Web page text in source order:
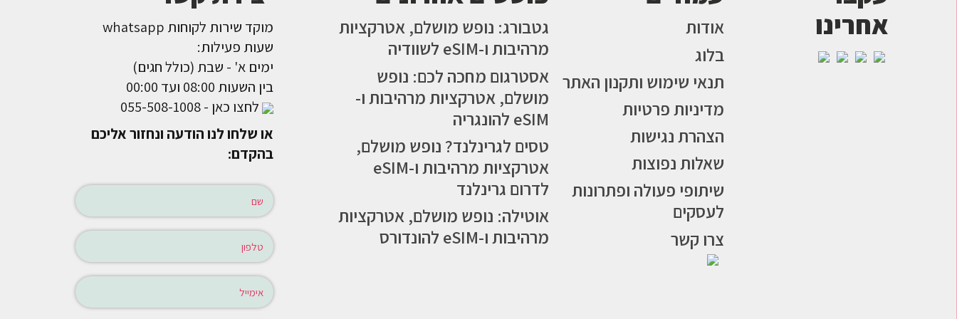
אחרינו
אודות
בלוג
תנאי שימוש ותקנון האתר
מדיניות פרטיות
הצהרת נגישות
שאלות נפוצות
שיתופי פעולה ופתרונות
לעסקים
צרו קשר
גטבורג: נופש מושלם, אטרקציות
מרהיבות ו-eSIM לשוודיה
אסטרגום מחכה לכם: נופש
מושלם, אטרקציות מרהיבות ו-
eSIM להונגריה
טסים לגרינלנד? נופש מושלם,
אטרקציות מרהיבות ו-eSIM
לדרום גרינלנד
אוטילה: נופש מושלם, אטרקציות
מרהיבות ו-eSIM להונדורס
מוקד שירות לקוחות whatsapp
שעות פעילות:
ימים א' - שבת (כולל חגים)
בין השעות 08:00 ועד 00:00
לחצו כאן - 055-508-1008
או שלחו לנו הודעה ונחזור אליכם
בהקדם: